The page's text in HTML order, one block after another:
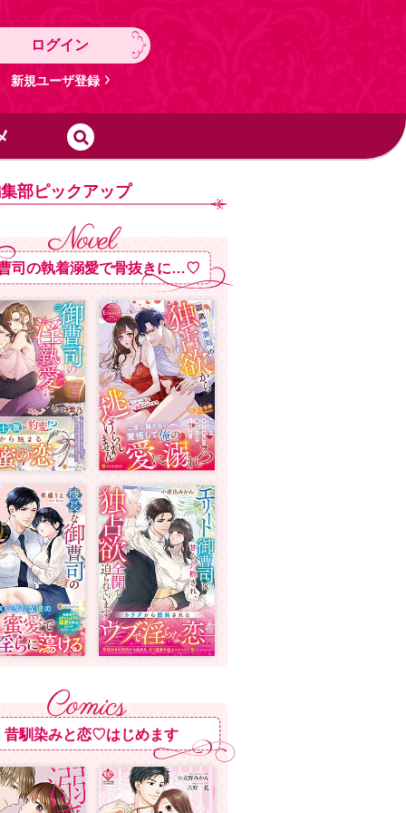
ログイン
新規ユーザ登録
部ピックアップ
司の執着溺愛で骨抜きに…♡
昔馴染みと恋♡はじめます